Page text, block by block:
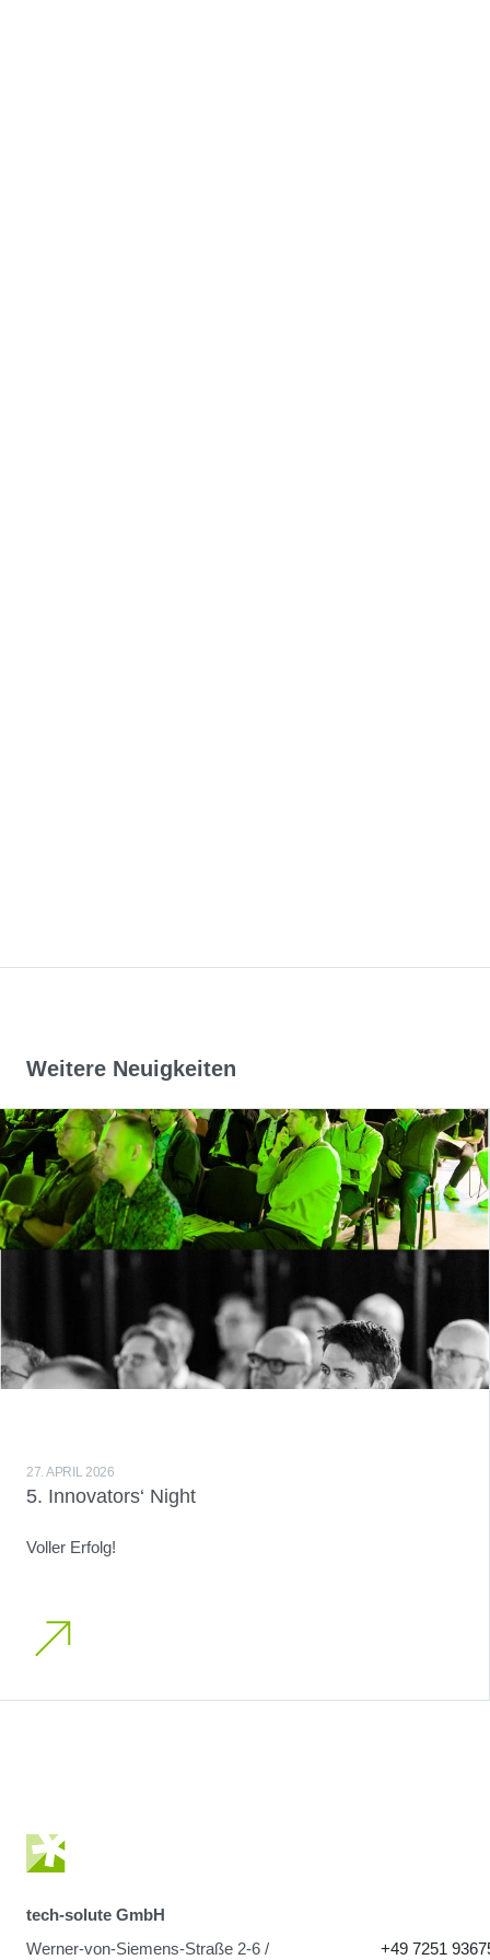
Weitere Neuigkeiten
27. APRIL 2026
5. Innovators‘ Night
Voller Erfolg!
tech-solute GmbH
Werner-von-Siemens-Straße 2-6 /
+49 7251